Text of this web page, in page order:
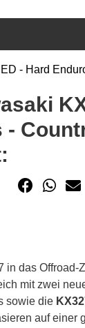
-
in das Offroad-
mit zwei
sowie die
auf einer